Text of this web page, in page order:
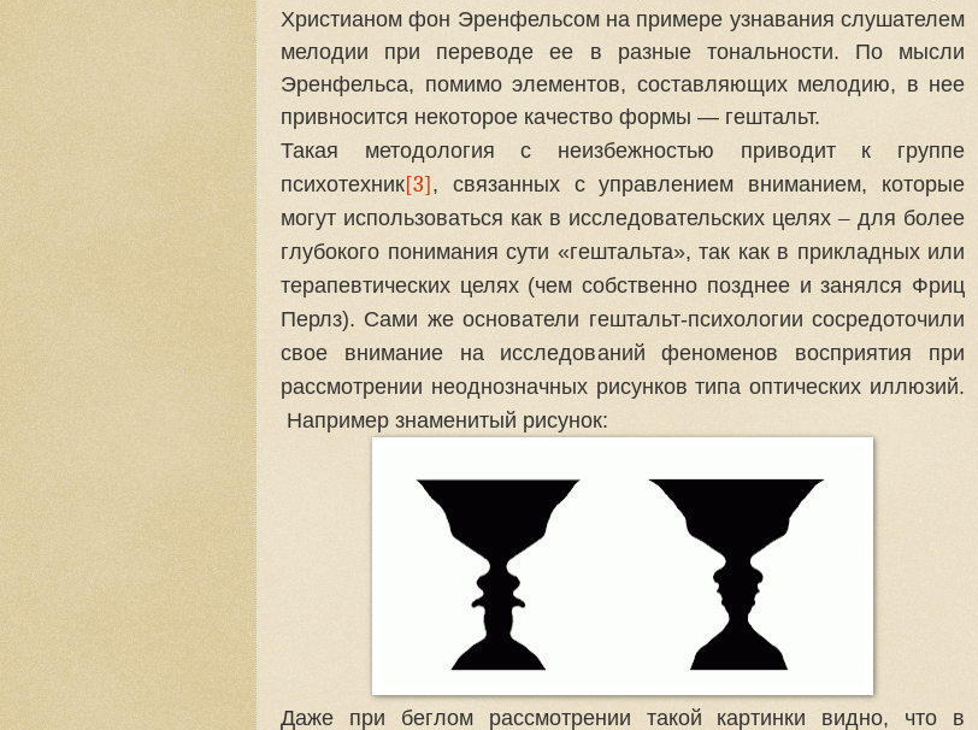
Христианом фон Эренфельсом на примере узнавания слушателем
мелодии при переводе ее в разные тональности. По мысли
Эренфельса, помимо элементов, составляющих мелодию, в нее
привносится некоторое качество формы — гештальт.
Такая методология с неизбежностью приводит к группе
психотехник[3], связанных с управлением вниманием, которые
могут использоваться как в исследовательских целях– для более
глубокого понимания сути «гештальта», так как в прикладных или
терапевтических целях (чем собственно позднее и занялся Фриц
Перлз). Сами же основатели гештальт-психологии сосредоточили
свое внимание на исследований феноменов восприятия при
рассмотрении неоднозначных рисунков типа оптических иллюзий.
Например знаменитый рисунок:
Даже при беглом рассмотрении такой картинки видно, что в